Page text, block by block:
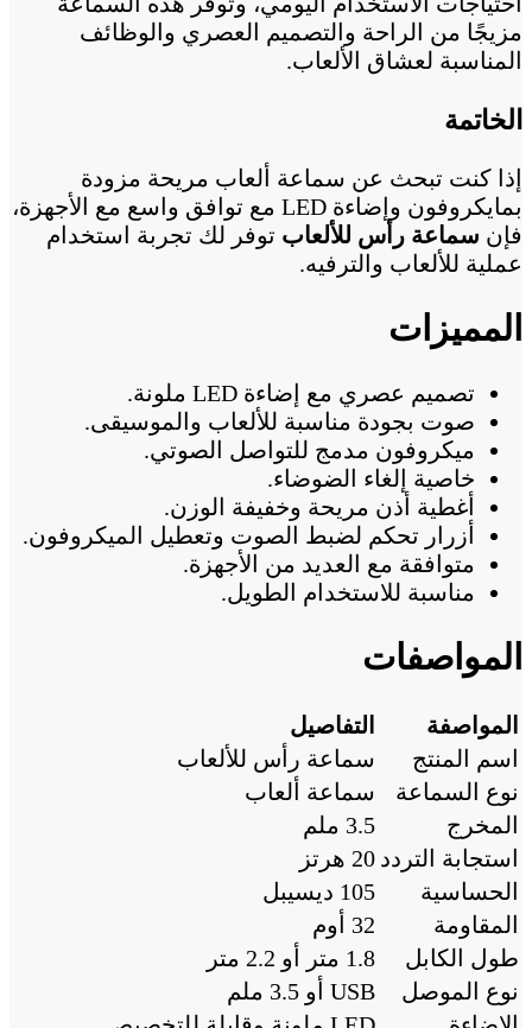
مزيجًا من الراحة والتصميم العصري والوظائف
المناسبة لعشاق الألعاب.
الخاتمة
إذا كنت تبحث عن سماعة ألعاب مريحة مزودة
بمايكروفون وإضاءة LED مع توافق واسع مع الأجهزة،
فإن سماعة رأس للألعاب توفر لك تجربة استخدام
عملية للألعاب والترفيه.
المميزات
تصميم عصري مع إضاءة LED ملونة.
صوت بجودة مناسبة للألعاب والموسيقى.
ميكروفون مدمج للتواصل الصوتي.
خاصية إلغاء الضوضاء.
أغطية أذن مريحة وخفيفة الوزن.
أزرار تحكم لضبط الصوت وتعطيل الميكروفون.
متوافقة مع العديد من الأجهزة.
مناسبة للاستخدام الطويل.
المواصفات
المواصفة
التفاصيل
اسم المنتج
سماعة رأس للألعاب
نوع السماعة
سماعة ألعاب
المخرج
3.5 ملم
استجابة التردد 20 هرتز
الحساسية
105 ديسيبل
المقاومة
32 أوم
طول الكابل
1.8 متر أو 2.2 متر
نوع الموصل
USB أو 3.5 ملم